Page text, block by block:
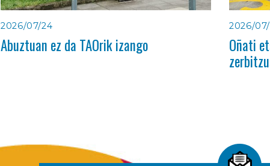
2026/07/24
Abuztuan ez da TAOrik izango
2026/
Oñati